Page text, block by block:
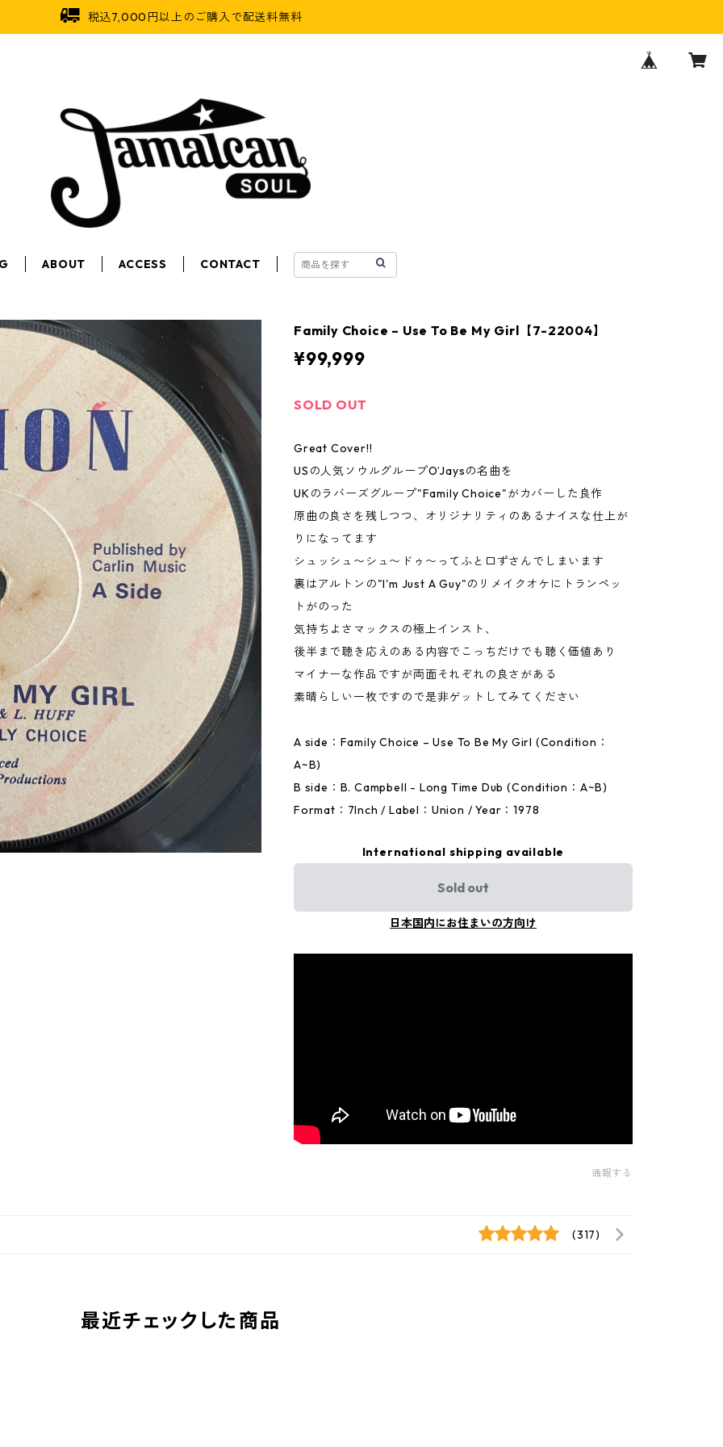
税込7,000円以上のご購入で配送料無料
ABOUT ACCESS CONTACT
Family Choice – Use To Be My Girl【7-22004】
¥99,999
SOLD OUT
Great Cover!!
USの人気ソウルグループO’Jaysの名曲を
UKのラバーズグループ"Family Choice"がカバーした良作
原曲の良さを残しつつ、オリジナリティのあるナイスな仕上が
りになってます
シュッシュ〜シュ〜ドゥ〜ってふと口ずさんでしまいます
裏はアルトンの"I'm Just A Guy"のリメイクオケにトランペッ
トがのった
気持ちよさマックスの極上インスト、
後半まで聴き応えのある内容でこっちだけでも聴く価値あり
マイナーな作品ですが両面それぞれの良さがある
素晴らしい一枚ですので是非ゲットしてみてください
A side：Family Choice – Use To Be My Girl (Condition：
A~B)
B side：B. Campbell - Long Time Dub (Condition：A~B)
Format：7Inch / Label：Union / Year：1978
International shipping available
Sold out
日本国内にお住まいの方向け
通報する
(317)
最近チェックした商品